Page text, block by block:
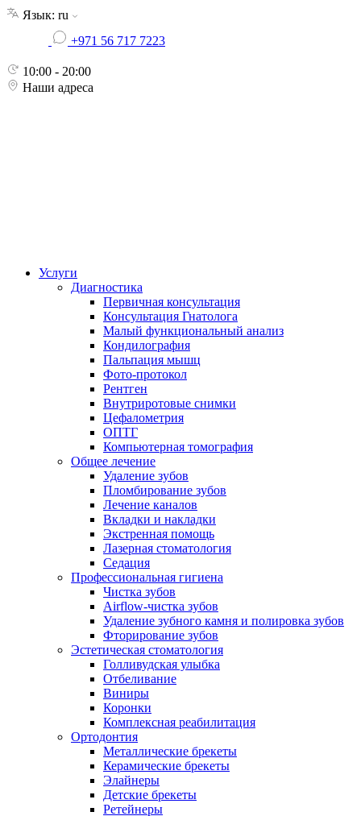
SkipЯзык: ru
+971 56 717 7223
10:00 - 20:00
Наши адреса
Услуги
Диагностика
Первичная консультация
Консультация Гнатолога
Малый функциональный анализ
Кондилография
Пальпация мышц
Фото-протокол
Рентген
Внутриротовые снимки
Цефалометрия
ОПТГ
Компьютерная томография
Общее лечение
Удаление зубов
Пломбирование зубов
Лечение каналов
Вкладки и накладки
Экстренная помощь
Лазерная стоматология
Седация
Профессиональная гигиена
Чистка зубов
Airflow-чистка зубов
Удаление зубного камня и полировка зубов
Фторирование зубов
Эстетическая стоматология
Голливудская улыбка
Отбеливание
Виниры
Коронки
Комплексная реабилитация
Ортодонтия
Металлические брекеты
Керамические брекеты
Элайнеры
Детские брекеты
Ретейнеры